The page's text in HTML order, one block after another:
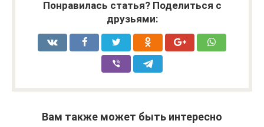
Понравилась статья? Поделиться с
друзьями:
Вам также может быть интересно